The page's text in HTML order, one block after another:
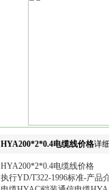
HYA200*2*0.4电缆线价格详
HYA200*2*0.4电缆线价格
执行YD/T322-1996标准-产品